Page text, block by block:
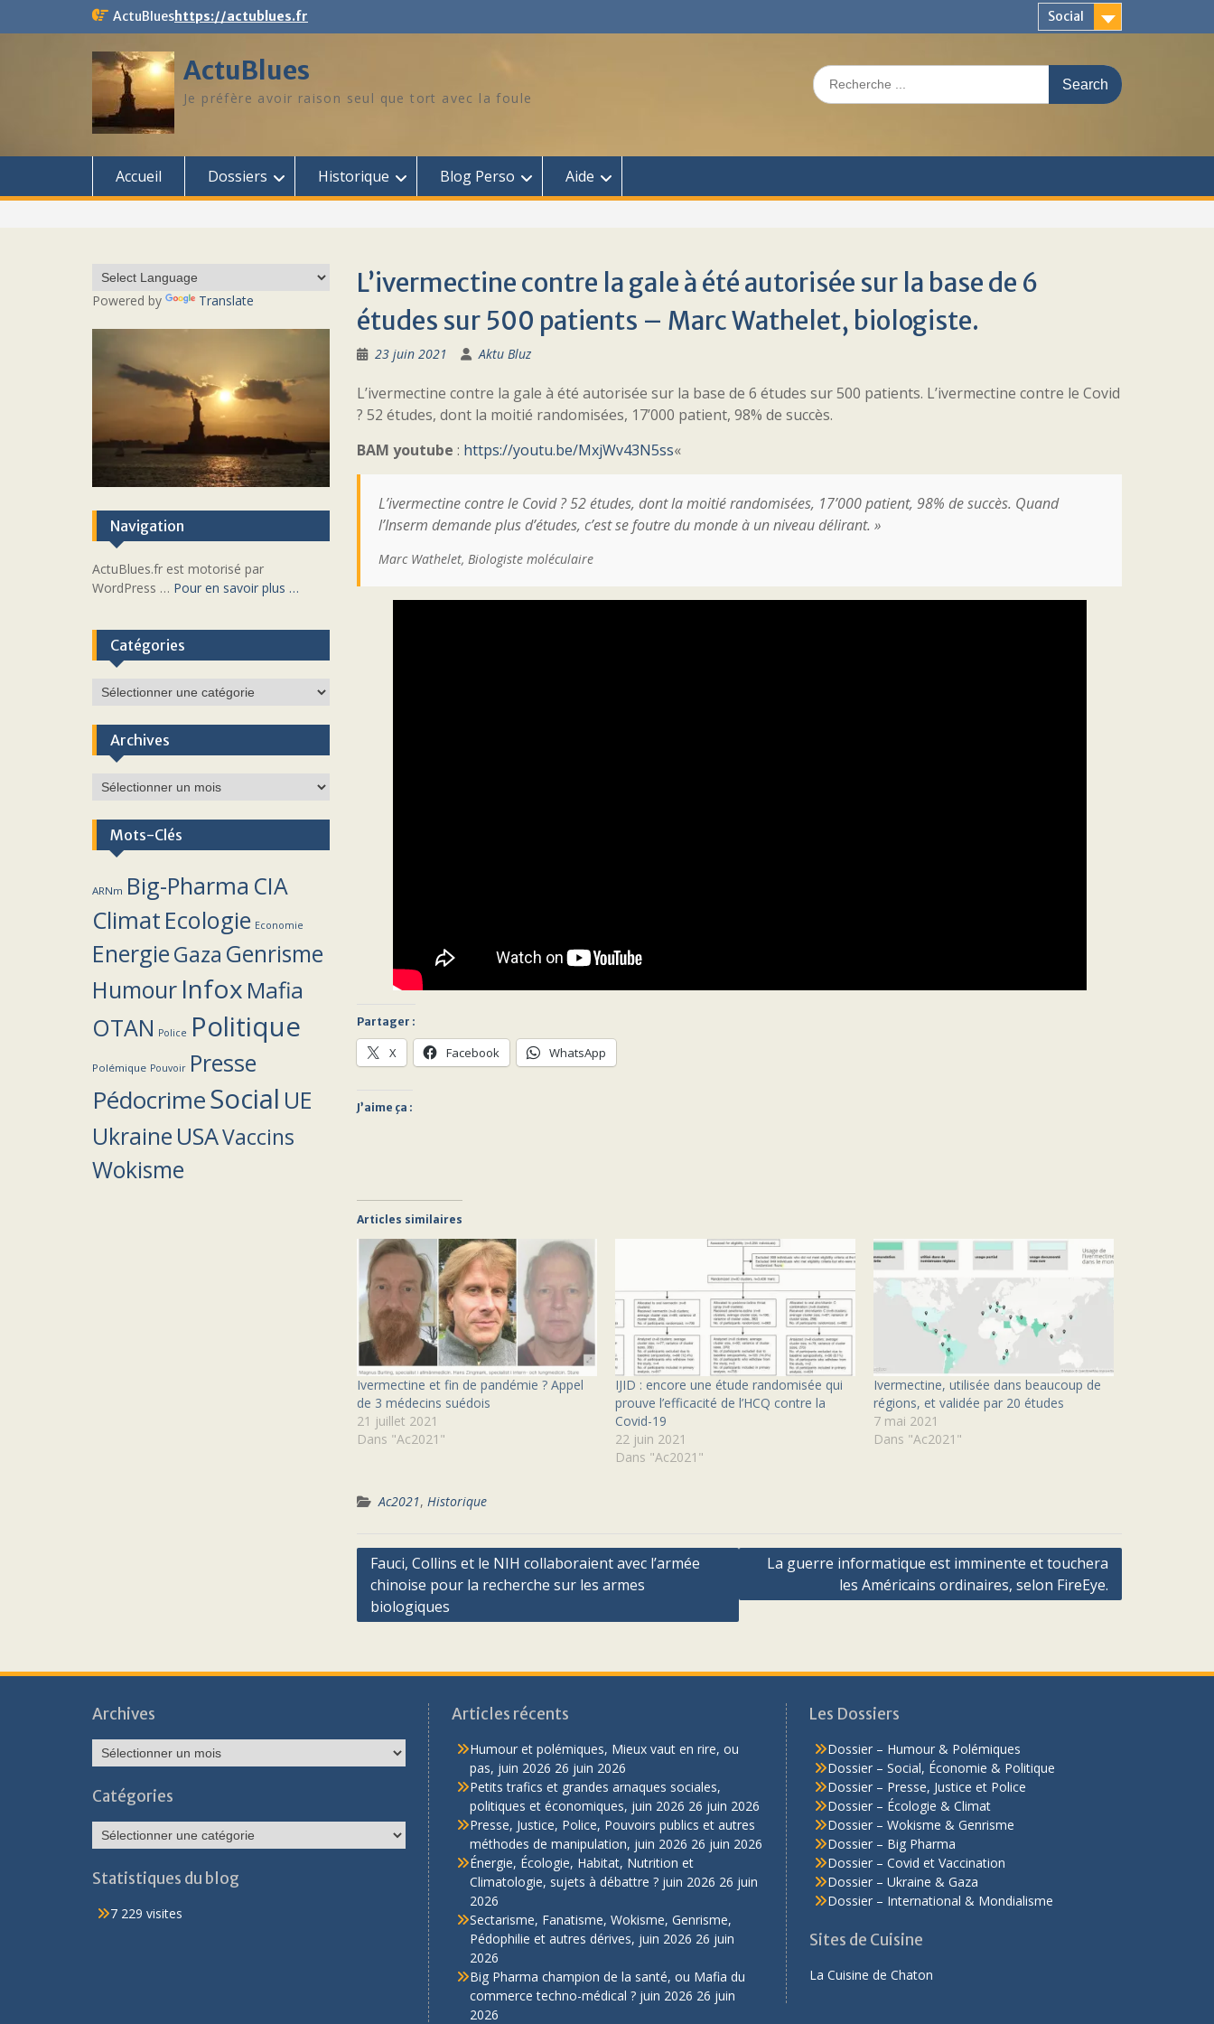
ActuBlueshttps://actublues.fr Social
ActuBlues
Je préfère avoir raison seul que tort avec la foule
Search
for:
Accueil Dossiers Historique Blog Perso Aide
L’ivermectine contre la gale à été autorisée sur la base de 6
études sur 500 patients – Marc Wathelet, biologiste.
23 juin 2021 Aktu Bluz
L’ivermectine contre la gale à été autorisée sur la base de 6 études sur 500 patients. L’ivermectine contre le Covid
? 52 études, dont la moitié randomisées, 17’000 patient, 98% de succès.
BAM youtube : https://youtu.be/MxjWv43N5ss«
L’ivermectine contre le Covid ? 52 études, dont la moitié randomisées, 17’000 patient, 98% de succès. Quand
l’Inserm demande plus d’études, c’est se foutre du monde à un niveau délirant. »
Marc Wathelet, Biologiste moléculaire
Partager :
X Facebook WhatsApp
J’aime ça :
Articles similaires
Ivermectine et fin de pandémie ? Appel
de 3 médecins suédois
21 juillet 2021
Dans "Ac2021"
IJID : encore une étude randomisée qui
prouve l’efficacité de l’HCQ contre la
Covid-19
22 juin 2021
Dans "Ac2021"
Ivermectine, utilisée dans beaucoup de
régions, et validée par 20 études
7 mai 2021
Dans "Ac2021"
Ac2021, Historique
Navigation
de
l’article
Fauci, Collins et le NIH collaboraient avec l’armée
chinoise pour la recherche sur les armes
biologiques
La guerre informatique est imminente et touchera
les Américains ordinaires, selon FireEye.
Powered by Translate
Navigation
ActuBlues.fr est motorisé par
WordPress … Pour en savoir plus …
Catégories
Catégories
Archives
Archives
Mots-Clés
ARNm Big-Pharma CIA
Climat Ecologie Economie
EnergieGaza Genrisme
Humour Infox Mafia
OTAN Police Politique
Polémique Pouvoir Presse
PédocrimeSocial UE
Ukraine USAVaccins
Wokisme
Archives
Archives
Catégories
Catégories
Statistiques du blog
7 229 visites
Articles récents
Humour et polémiques, Mieux vaut en rire, ou
pas, juin 2026 26 juin 2026
Petits trafics et grandes arnaques sociales,
politiques et économiques, juin 2026 26 juin 2026
Presse, Justice, Police, Pouvoirs publics et autres
méthodes de manipulation, juin 2026 26 juin 2026
Énergie, Écologie, Habitat, Nutrition et
Climatologie, sujets à débattre ? juin 2026 26 juin
2026
Sectarisme, Fanatisme, Wokisme, Genrisme,
Pédophilie et autres dérives, juin 2026 26 juin
2026
Big Pharma champion de la santé, ou Mafia du
commerce techno-médical ? juin 2026 26 juin
2026
Les Dossiers
Dossier – Humour & Polémiques
Dossier – Social, Économie & Politique
Dossier – Presse, Justice et Police
Dossier – Écologie & Climat
Dossier – Wokisme & Genrisme
Dossier – Big Pharma
Dossier – Covid et Vaccination
Dossier – Ukraine & Gaza
Dossier – International & Mondialisme
Sites de Cuisine
La Cuisine de Chaton